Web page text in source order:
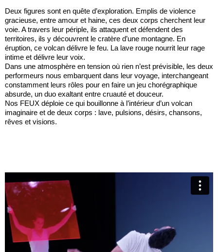
Deux figures sont en quête d’exploration. Emplis de violence
gracieuse, entre amour et haine, ces deux corps cherchent leur
voie. A travers leur périple, ils attaquent et défendent des
territoires, ils y découvrent le cratère d’une montagne. En
éruption, ce volcan délivre le feu. La lave rouge nourrit leur rage
intime et délivre leur voix.
Dans une atmosphère en tension où rien n’est prévisible, les deux
performeurs nous embarquent dans leur voyage, interchangeant
constamment leurs rôles pour en faire un jeu chorégraphique
absurde, un duo exaltant entre cruauté et douceur.
Nos FEUX déploie ce qui bouillonne à l’intérieur d’un volcan
imaginaire et de deux corps : lave, pulsions, désirs, chansons,
rêves et visions.